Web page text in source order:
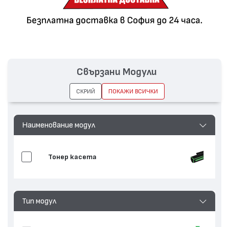
Наименование модул
Тонер касета
Тип модул
Свързани Модули
СКРИЙ ПОКАЖИ ВСИЧКИ